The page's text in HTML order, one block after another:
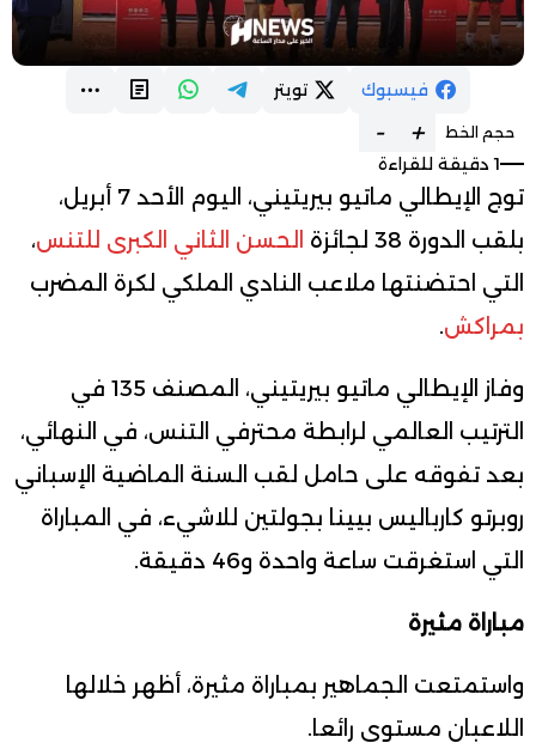
فيسبوك تويتر
حجم الخط +
-
1 دقيقة للقراءة
توج الإيطالي ماتيو بيريتيني، اليوم الأحد 7 أبريل،
بلقب الدورة 38 لجائزة
الحسن الثاني الكبرى للتنس،
التي احتضنتها ملاعب النادي الملكي لكرة المضرب
بمراكش.
وفاز الإيطالي ماتيو بيريتيني، المصنف 135 في
الترتيب العالمي لرابطة محترفي التنس، في النهائي،
بعد تفوقه على حامل لقب السنة الماضية الإسباني
روبرتو كارباليس بيينا بجولتين للاشيء، في المباراة
التي استغرقت ساعة واحدة و46 دقيقة.
مباراة مثيرة
واستمتعت الجماهير بمباراة مثيرة، أظهر خلالها
اللاعبان مستوى رائعا.